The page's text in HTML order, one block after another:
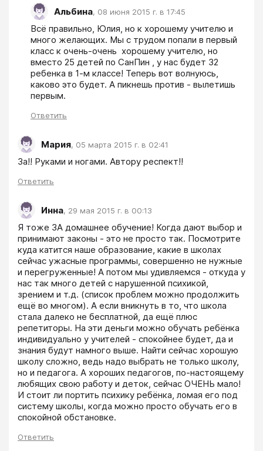
Альбина, 08 июня 2015 г. в 17:45
Всё правильно, Юлия, но к хорошему учителю и
много желающих. Мы с трудом попали в первый
класс к очень-очень  хорошему учителю, но
вместо 25 детей по СанПин , у нас будет 32
ребенка в 1-м классе! Теперь вот волнуюсь,
каково это будет. А пикнешь против - вылетишь
первым.
Ответить
Мария, 05 марта 2015 г. в 02:41
За!! Руками и ногами. Автору респект!!
Ответить
Инна, 29 мая 2015 г. в 00:13
Я тоже ЗА домашнее обучение! Когда дают выбор и
принимают законы - это не просто так. Посмотрите
куда катится наше образование, какие в школах
сейчас ужасные программы, совершенно не нужные
и перегруженные! А потом мы удивляемся - откуда у
нас так много детей с нарушенной психикой,
зрением и т.д. (список проблем можно продолжить
ещё во многом). А если вникнуть в то, что школа
стала далеко не бесплатной, да ещё плюс
репетиторы. На эти деньги можно обучать ребёнка
индивидуально у учителей - спокойнее будет, да и
знания будут намного выше. Найти сейчас хорошую
школу сложно, ведь надо выбрать не только школу,
но и педагога. А хороших педагогов, по-настоящему
любящих свою работу и деток, сейчас ОЧЕНЬ мало!
И стоит ли портить психику ребёнка, ломая его под
систему школы, когда можно просто обучать его в
спокойной обстановке.
Ответить